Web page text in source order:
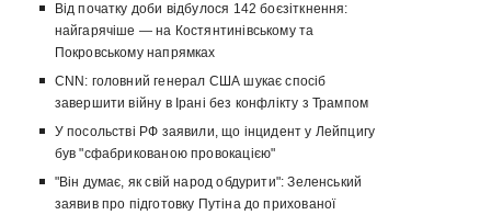
Від початку доби відбулося 142 боєзіткнення:
найгарячіше — на Костянтинівському та
Покровському напрямках
CNN: головний генерал США шукає спосіб
завершити війну в Ірані без конфлікту з Трампом
У посольстві РФ заявили, що інцидент у Лейпцигу
був "сфабрикованою провокацією"
"Він думає, як свій народ обдурити": Зеленський
заявив про підготовку Путіна до прихованої